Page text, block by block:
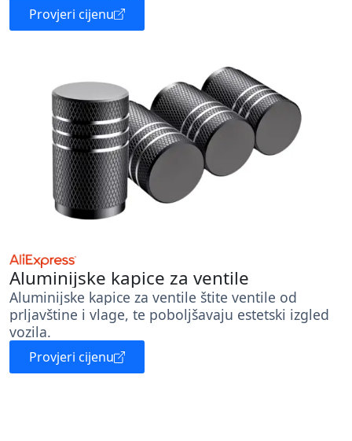
Provjeri cijenu
Aluminijske kapice za ventile
Aluminijske kapice za ventile štite ventile od
prljavštine i vlage, te poboljšavaju estetski izgled
vozila.
Provjeri cijenu